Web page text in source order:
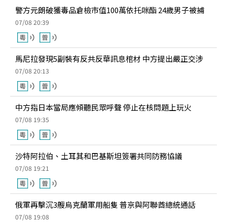
警方元朗破獲毒品倉檢市值100萬依托咪酯 24歲男子被捕
07/08 20:39
馬尼拉發現5副裝有反共反華訊息棺材 中方提出嚴正交涉
07/08 20:13
中方指日本當局應傾聽民眾呼聲 停止在核問題上玩火
07/08 19:35
沙特阿拉伯、土耳其和巴基斯坦簽署共同防務協議
07/08 19:21
俄軍再擊沉3艘烏克蘭軍用船隻 普京與阿聯酋總統通話
07/08 19:08